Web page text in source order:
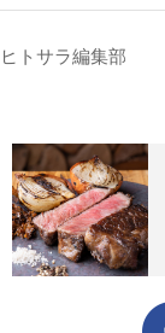
ヒトサラ編集部